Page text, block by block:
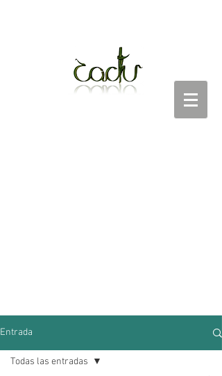
Entrada
Todas las entradas